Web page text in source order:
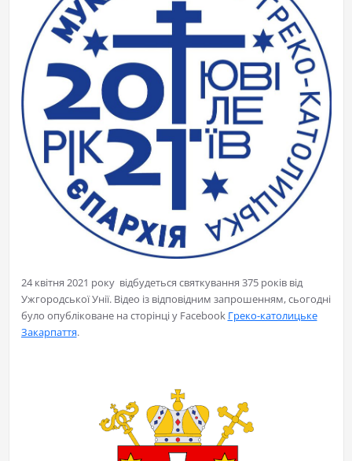
24 квітня 2021 року відбудеться святкування 375 років від
Ужгородської Унії. Відео із відповідним запрошенням, сьогодні
було опубліковане на сторінці у Facebook Греко-католицьке
Закарпаття.